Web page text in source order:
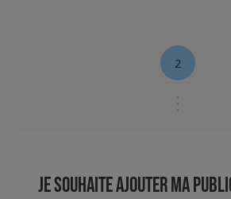
2
Je souhaite ajouter ma